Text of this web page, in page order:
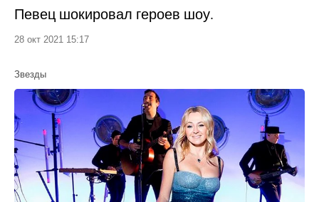
Певец шокировал героев шоу.
28 окт 2021 15:17
Звезды